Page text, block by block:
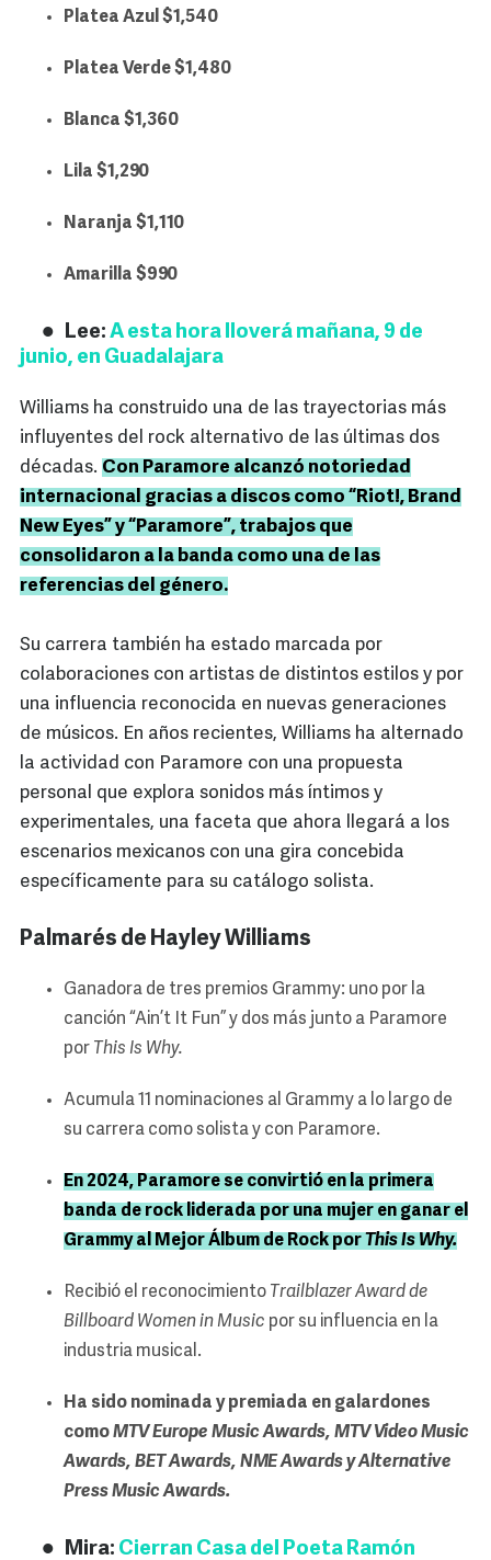
Platea Azul $1,540
Platea Verde $1,480
Blanca $1,360
Lila $1,290
Naranja $1,110
Amarilla $990
Lee: A esta hora lloverá mañana, 9 de
junio, en Guadalajara
Williams ha construido una de las trayectorias más
influyentes del rock alternativo de las últimas dos
décadas. Con Paramore alcanzó notoriedad
internacional gracias a discos como “Riot!, Brand
New Eyes” y “Paramore”, trabajos que
consolidaron a la banda como una de las
referencias del género.
Su carrera también ha estado marcada por
colaboraciones con artistas de distintos estilos y por
una influencia reconocida en nuevas generaciones
de músicos. En años recientes, Williams ha alternado
la actividad con Paramore con una propuesta
personal que explora sonidos más íntimos y
experimentales, una faceta que ahora llegará a los
escenarios mexicanos con una gira concebida
específicamente para su catálogo solista.
Palmarés de Hayley Williams
Ganadora de tres premios Grammy: uno por la
canción “Ain’t It Fun” y dos más junto a Paramore
por This Is Why.
Acumula 11 nominaciones al Grammy a lo largo de
su carrera como solista y con Paramore.
En 2024, Paramore se convirtió en la primera
banda de rock liderada por una mujer en ganar el
Grammy al Mejor Álbum de Rock por This Is Why.
Recibió el reconocimiento Trailblazer Award de
Billboard Women in Music por su influencia en la
industria musical.
Ha sido nominada y premiada en galardones
comoMTV Europe Music Awards, MTV Video Music
Awards, BET Awards, NME Awards y Alternative
Press Music Awards.
Mira: Cierran Casa del Poeta Ramón